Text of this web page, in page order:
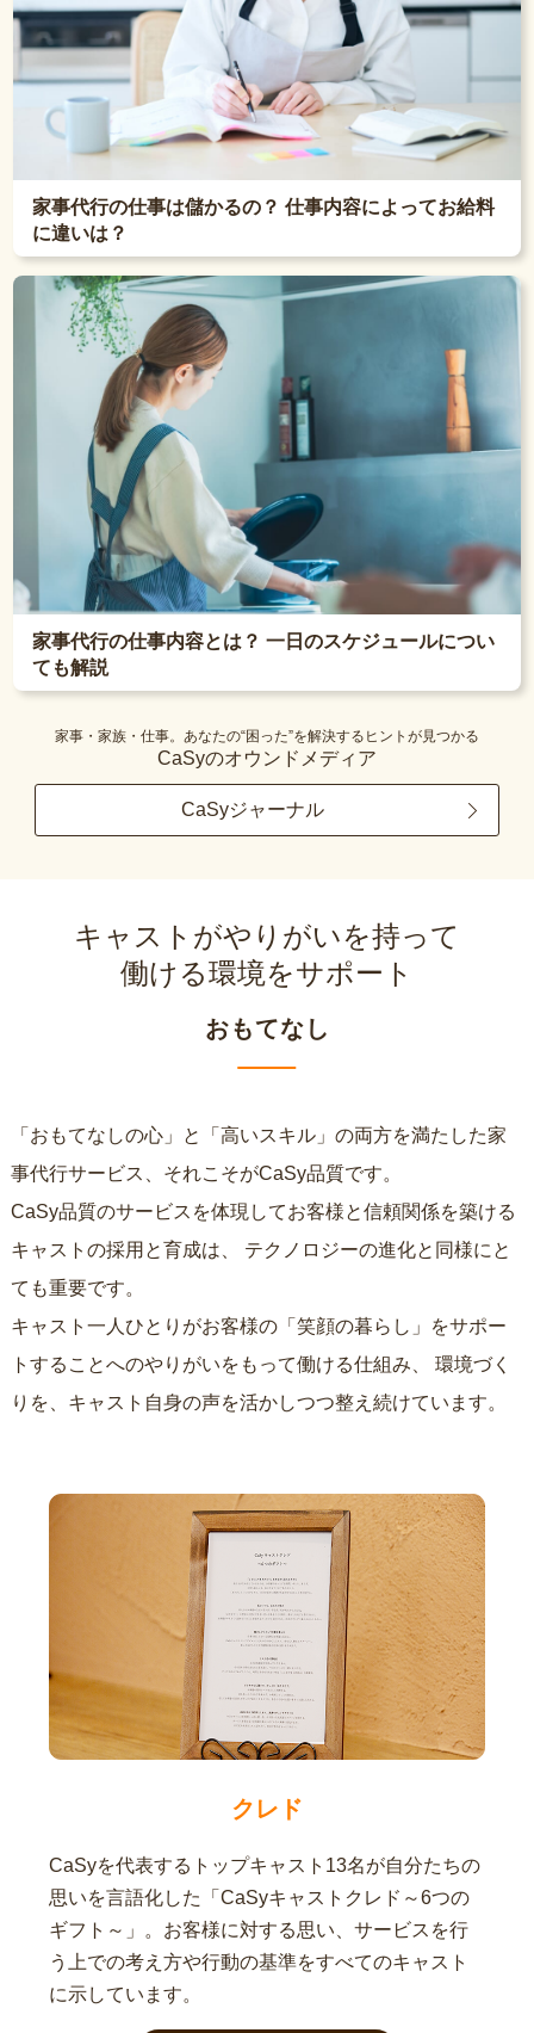
家事代行の仕事は儲かるの？ 仕事内容によってお給料
に違いは？
家事代行の仕事内容とは？ 一日のスケジュールについ
ても解説
家事・家族・仕事。あなたの“困った”を解決するヒントが見つかる
CaSyのオウンドメディア
CaSyジャーナル
キャストがやりがいを持って
働ける環境をサポート
おもてなし
「おもてなしの心」と「高いスキル」の両方を満たした家
事代行サービス、それこそがCaSy品質です。
CaSy品質のサービスを体現してお客様と信頼関係を築ける
キャストの採用と育成は、
ても重要です。
キャスト一人ひとりがお客様の「笑顔の暮らし」をサポー
トすることへのやりがいをもって働ける仕組み、
りを、キャスト自身の声を活かしつつ整え続けています。
クレド
CaSyを代表するトップキャスト13名が自分たちの
思いを言語化した「CaSyキャストクレド～6つの
ギフト～」。お客様に対する思い、サービスを行
う上での考え方や行動の基準をすべてのキャスト
に示しています。